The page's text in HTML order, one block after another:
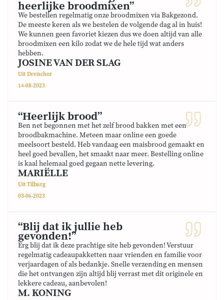
heerlijke broodmixen”
We bestellen regelmatig onze broodmixen via Bakgezond.
De meeste keren als we bestelen de volgende dag al in huis!
We kunnen geen favoriet kiezen dus we doen altijd van alle
broodmixen een kilo zodat we de hele tijd wat anders
hebben.
JOSINE VAN DER SLAG
Uit Dreischor
14-08-2023
“Heerlijk brood”
Ben net begonnen met het zelf brood bakken met een
broodbakmachine. Meteen maar online een goede
meelsoort besteld. Heb vandaag een maisbrood gemaakt en
heel goed bevallen, het smaakt naar meer. Bestelling online
is kaal helemaal goed gegaan nette levering.
MARIËLLE
Uit Tilburg
03-06-2023
“Blij dat ik jullie heb
gevonden!”
Erg blij dat ik deze prachtige site heb gevonden! Verstuur
regelmatig cadeaupakketten naar vrienden en familie voor
verjaardagen of als bedankje. Snelle verzending en mensen
die het ontvangen zijn altijd blij verrast met dit originele en
lekkere cadeau, aanbevolen!
M. KONING